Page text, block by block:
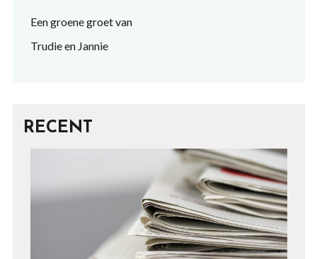
Een groene groet van
Trudie en Jannie
RECENT